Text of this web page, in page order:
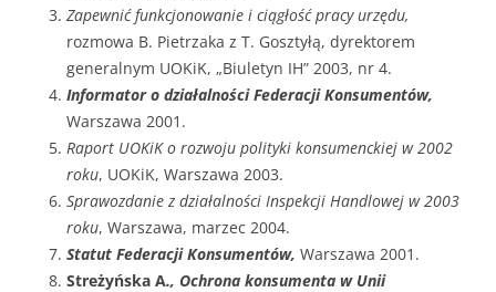
Zapewnić funkcjonowanie i ciągłość pracy urzędu,
rozmowa B. Pietrzaka z T. Gosztyłą, dyrektorem
generalnym UOKiK, „Biuletyn IH” 2003, nr 4.
Informator o działalności Federacji Konsumentów,
Warszawa 2001.
Raport UOKiK o rozwoju polityki konsumenckiej w 2002
roku, UOKiK, Warszawa 2003.
Sprawozdanie z działalności Inspekcji Handlowej w 2003
roku, Warszawa, marzec 2004.
Statut Federacji Konsumentów, Warszawa 2001.
Streżyńska A., Ochrona konsumenta w Unii